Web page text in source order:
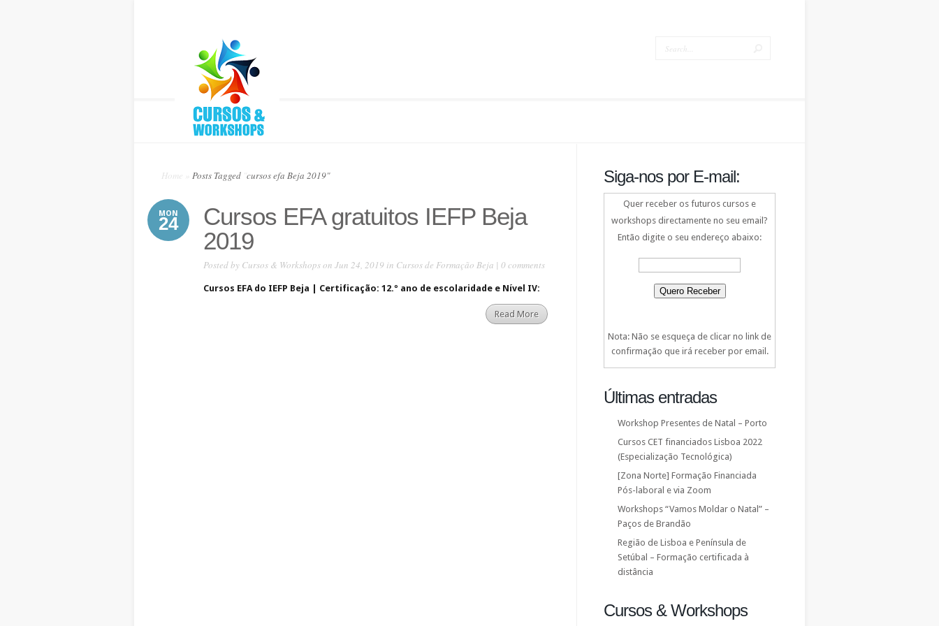
Home Posts Tagged cursos efa Beja 2019"
MON
24
Cursos EFA gratuitos IEFP Beja
2019
Posted by Cursos & Workshopson Jun 24, 2019 in Cursos de Formação Beja | 0 comments
Cursos EFA do IEFP Beja | Certificação: 12.º ano de escolaridade e Nível IV:
Read More
Siga-nos por E-mail:
Quer receber os futuros cursos e
workshops directamente no seu email?
Então digite o seu endereço abaixo:
Nota: Não se esqueça de clicar no link de
confirmação que irá receber por email.
Últimas entradas
Workshop Presentes de Natal – Porto
Cursos CET financiados Lisboa 2022
(Especialização Tecnológica)
[Zona Norte] Formação Financiada
Pós-laboral e via Zoom
Workshops “Vamos Moldar o Natal” –
Paços de Brandão
Região de Lisboa e Península de
Setúbal – Formação certificada à
distância
Cursos & Workshops